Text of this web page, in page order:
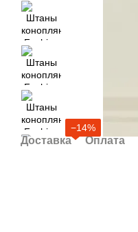
−14%
Доставка Оплата